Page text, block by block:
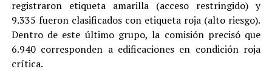
registraron etiqueta amarilla (acceso restringido) y
9.335 fueron clasificados con etiqueta roja (alto riesgo).
Dentro de este último grupo, la comisión precisó que
6.940 corresponden a edificaciones en condición roja
crítica.